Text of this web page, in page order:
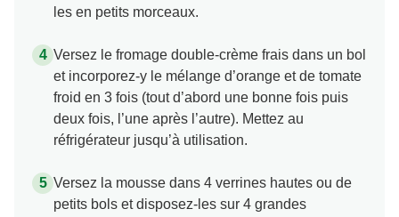
les en petits morceaux.
Versez le fromage double-crème frais dans un bol
et incorporez-y le mélange d’orange et de tomate
froid en 3 fois (tout d’abord une bonne fois puis
deux fois, l’une après l’autre). Mettez au
réfrigérateur jusqu’à utilisation.
Versez la mousse dans 4 verrines hautes ou de
petits bols et disposez-les sur 4 grandes